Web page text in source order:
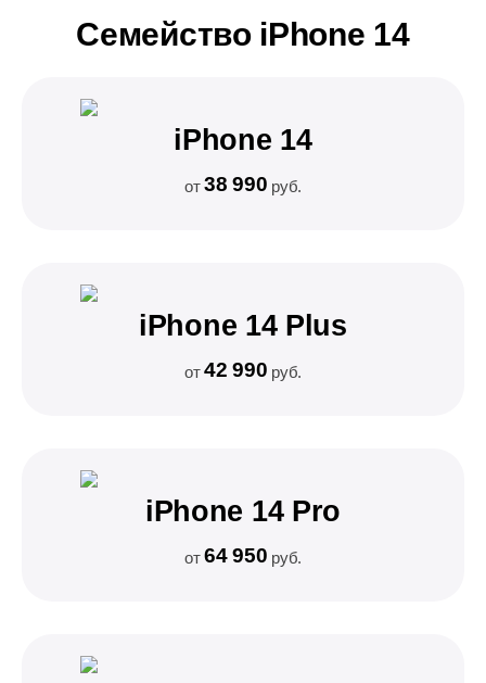
Семейство iPhone 14
iPhone 14
от38 990 руб.
iPhone 14 Plus
от42 990 руб.
iPhone 14 Pro
от64 950 руб.